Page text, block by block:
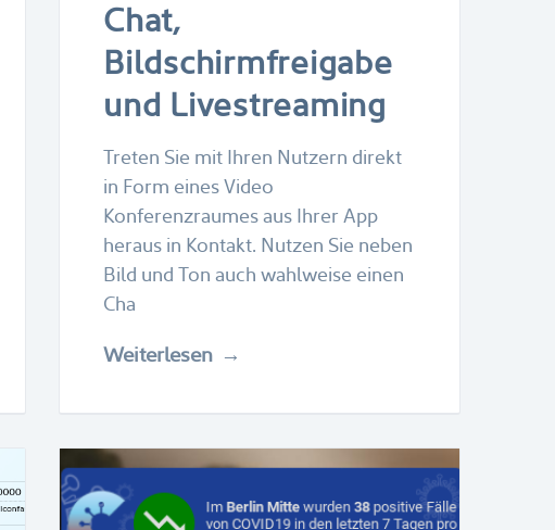
Chat,
Bildschirmfreigabe
und Livestreaming
Treten Sie mit Ihren Nutzern direkt
in Form eines Video
Konferenzraumes aus Ihrer App
heraus in Kontakt. Nutzen Sie neben
Bild und Ton auch wahlweise einen
Cha
Weiterlesen